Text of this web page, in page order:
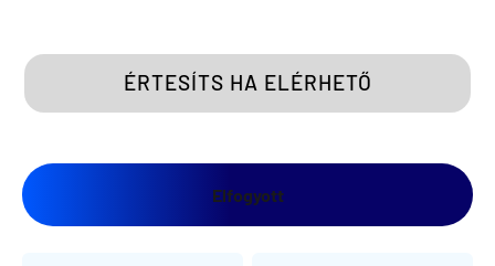
ÉRTESÍTS HA ELÉRHETŐ
Elfogyott